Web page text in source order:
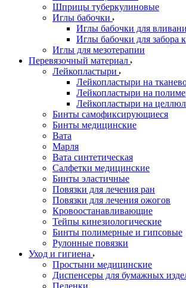
Шприцы туберкулиновые
Иглы бабочки
Иглы бабочки для
Иглы бабочки для забора
Иглы для мезотерапии
Перевязочный материал
Лейкопластыри
Лейкопластыри на
Лейкопластыри на
Лейкопластыри на
Бинты самофиксирующиеся
Бинты медицинские
Вата
Марля
Вата синтетическая
Салфетки медицинские
Бинты эластичные
Повязки для лечения ран
Повязки для лечения ожогов
Кровоостанавливающие
Тейпы кинезиологические
Бинты полимерные и гипсовые
Рулонные повязки
Уход и гигиена
Простыни медицинские
Диспенсеры для бумажных
Пеленки